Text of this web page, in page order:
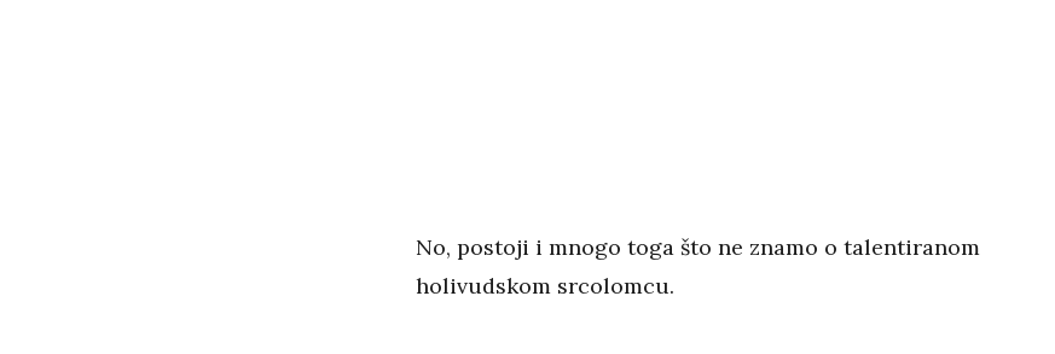
No, postoji i mnogo toga što ne znamo o talentiranom
holivudskom srcolomcu.